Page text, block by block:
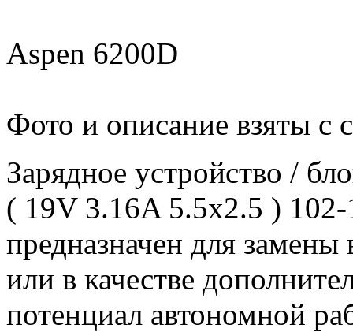
Aspen 6200D
Фото и описание взяты с
Зарядное уcтройство /
( 19V 3.16A 5.5x2.5 )
предназначен для
или в качестве
потенциал автономной